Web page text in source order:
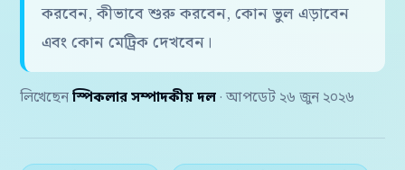
করবেন, কীভাবে শুরু করবেন, কোন ভুল এড়াবেন
এবং কোন মেট্রিক দেখবেন।
লিখেছেন স্পিকলার সম্পাদকীয় দল · আপডেট ২৬ জুন ২০২৬